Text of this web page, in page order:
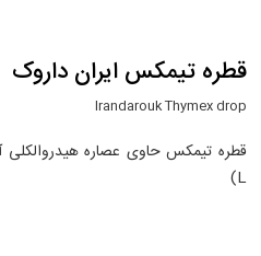
قطره تیمکس ایران داروک
Irandarouk Thymex drop
L)